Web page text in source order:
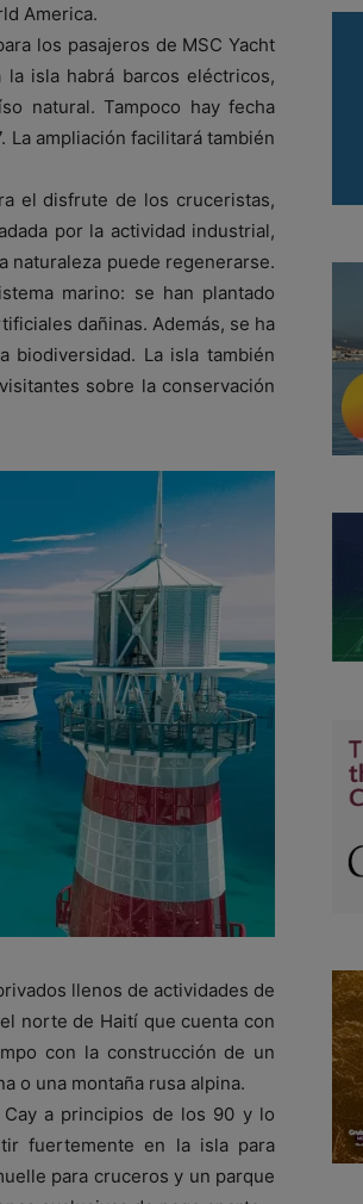
America.
los pasajeros de MSC Yacht
isla habrá barcos eléctricos,
natural. Tampoco hay fecha
La ampliación facilitará también
el disfrute de los cruceristas,
por la actividad industrial,
naturaleza puede regenerarse.
marino: se han plantado
dañinas. Además, se ha
biodiversidad. La isla también
sobre la conservación
llenos de actividades de
norte de Haití que cuenta con
con la construcción de un
o una montaña rusa alpina.
a principios de los 90 y lo
fuertemente en la isla para
para cruceros y un parque